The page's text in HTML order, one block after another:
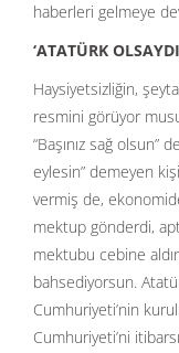
haberleri gelmeye
‘ATATÜRK
Haysiyetsizliğin,
resmini görüyor
“Başınız sağ olsun”
eylesin” demeyen
vermiş de,
mektup gönderdi,
mektubu cebine
bahsediyorsun.
Cumhuriyeti’nin
Cumhuriyeti’ni